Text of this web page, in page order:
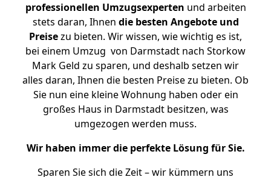
professionellen Umzugsexperten und arbeiten
stets daran, Ihnen die besten Angebote und
Preisezu bieten. Wir wissen, wie wichtig es ist,
bei einem Umzug von Darmstadt nach Storkow
Mark Geld zu sparen, und deshalb setzen wir
alles daran, Ihnen die besten Preise zu bieten. Ob
Sie nun eine kleine Wohnung haben oder ein
großes Haus in Darmstadt besitzen, was
umgezogen werden muss.
Wir haben immer die perfekte Lösung für Sie.
Sparen Sie sich die Zeit – wir kümmern uns